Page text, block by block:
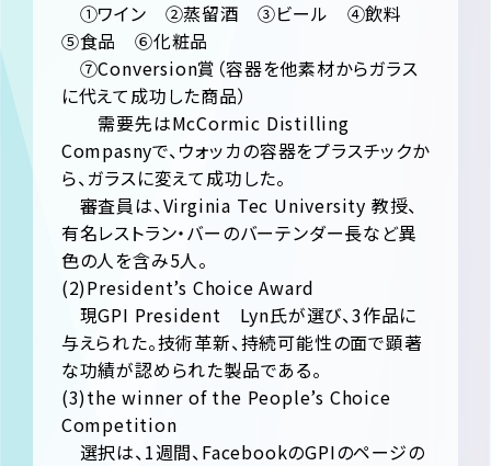
①ワイン ②蒸留酒 ③ビール ④飲料
⑤食品 ⑥化粧品
⑦Conversion賞（容器を他素材からガラス
に代えて成功した商品）
需要先はMcCormic Distilling
Compasnyで、ウォッカの容器をプラスチックか
ら、ガラスに変えて成功した。
審査員は、Virginia Tec University 教授、
有名レストラン・バーのバーテンダー長など異
色の人を含み5人。
(2)President’s Choice Award
現GPI President Lyn氏が選び、3作品に
与えられた。技術革新、持続可能性の面で顕著
な功績が認められた製品である。
(3)the winner of the People’s Choice
Competition
選択は、1週間、FacebookのGPIのページの